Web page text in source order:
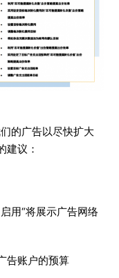
的广告以尽快扩大
建议：
用“将展示广告网络
告账户的预算